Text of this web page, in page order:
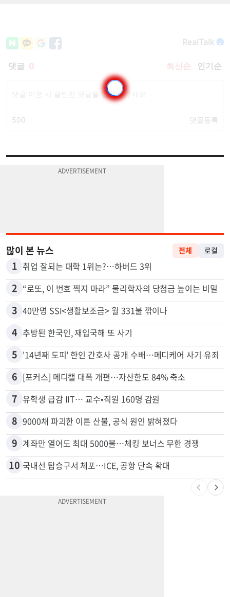
많이 본 뉴스
1 취업 잘되는 대학 1위는?…하버드 3위
2 “로또, 이 번호 찍지 마라” 물리학자의 당첨금 높이는 비밀
3 40만명 SSI<생활보조금> 월 331불 깎이나
4 추방된 한국인, 재입국해 또 사기
5 '14년째 도피' 한인 간호사 공개 수배…메디케어 사기 유죄
6 [포커스] 메디캘 대폭 개편…자산한도 84% 축소
7 유학생 급감 IIT… 교수•직원 160명 감원
8 9000채 파괴한 이튼 산불, 공식 원인 밝혀졌다
9 계좌만 열어도 최대 5000불…체킹 보너스 무한 경쟁